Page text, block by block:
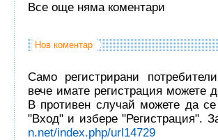
Все още няма коментари
Нов коментар
Само регистрирани
вече имате регистрация можете
В противен случай можете да се
"Вход" и избере "Регистрация".
n.net/index.php/url14729